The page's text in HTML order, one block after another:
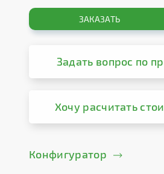
ЗАКАЗАТЬ
Задать вопрос по
Хочу расчитать
Конфигуратор